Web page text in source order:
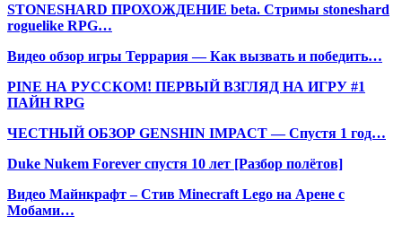
STONESHARD ПРОХОЖДЕНИЕ beta. Стримы stoneshard
roguelike RPG…
Видео обзор игры Террария — Как вызвать и победить…
PINE НА РУССКОМ! ПЕРВЫЙ ВЗГЛЯД НА ИГРУ #1
ПАЙН RPG
ЧЕСТНЫЙ ОБЗОР GENSHIN IMPACT — Спустя 1 год…
Duke Nukem Forever спустя 10 лет [Разбор полётов]
Видео Майнкрафт – Стив Minecraft Lego на Арене с
Мобами…